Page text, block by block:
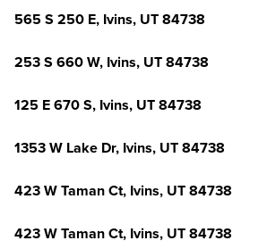
565 S 250 E, Ivins, UT 84738
253 S 660 W, Ivins, UT 84738
125 E 670 S, Ivins, UT 84738
1353 W Lake Dr, Ivins, UT 84738
423 W Taman Ct, Ivins, UT 84738
423 W Taman Ct, Ivins, UT 84738